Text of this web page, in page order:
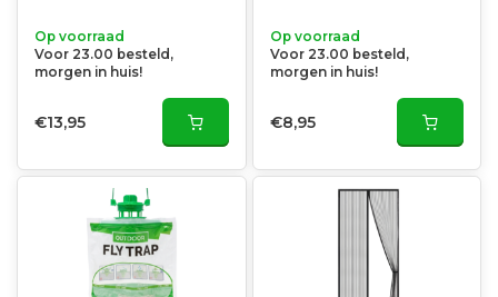
Op voorraad
Voor 23.00 besteld,
morgen in huis!
€13,95
Op voorraad
Voor 23.00 besteld,
morgen in huis!
€8,95